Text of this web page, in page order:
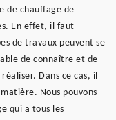
de chauffage de
En effet, il faut
de travaux peuvent se
de connaître et de
Dans ce cas, il
Nous pouvons
qui a tous les